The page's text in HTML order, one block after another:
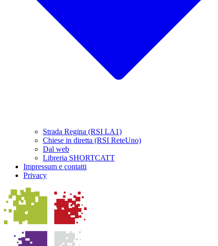
Strada Regina (RSI LA1)
Chiese in diretta (RSI ReteUno)
Dal web
Libreria SHORTCATT
Impressum e contatti
Privacy